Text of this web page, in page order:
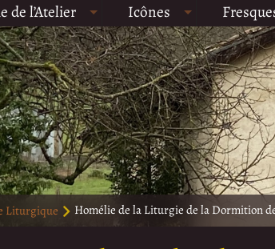
de l’Atelier Icônes
Liturgique Homélie de la Liturgie de la Dormition